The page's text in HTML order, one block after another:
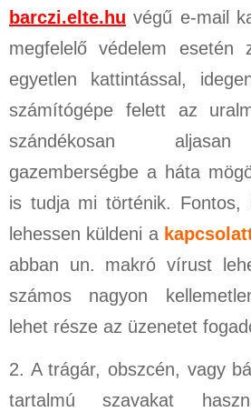
barczi.elte.hu végű e-mail
megfelelő védelem esetén
egyetlen kattintással,
számítógépe felett az
szándékosan
gazemberségbe a háta
is tudja mi történik. Fontos,
lehessen küldeni a
abban un. makró vírust
számos nagyon
lehet része az üzenetet
2. A trágár, obszcén, vagy
tartalmú szavakat